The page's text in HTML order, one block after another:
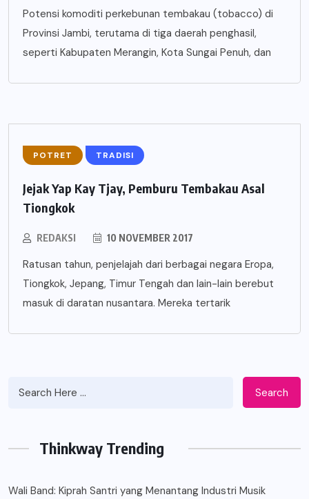
Potensi komoditi perkebunan tembakau (tobacco) di
Provinsi Jambi, terutama di tiga daerah penghasil,
seperti Kabupaten Merangin, Kota Sungai Penuh, dan
POTRET TRADISI
Jejak Yap Kay Tjay, Pemburu Tembakau Asal
Tiongkok
REDAKSI 10 NOVEMBER 2017
Ratusan tahun, penjelajah dari berbagai negara Eropa,
Tiongkok, Jepang, Timur Tengah dan lain-lain berebut
masuk di daratan nusantara. Mereka tertarik
Search
Thinkway Trending
Wali Band: Kiprah Santri yang Menantang Industri Musik